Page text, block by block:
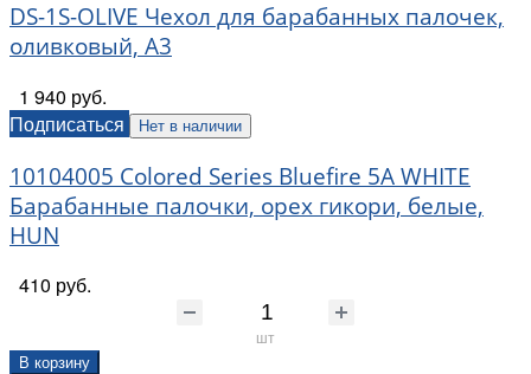
DS-1S-OLIVE Чехол для барабанных палочек,
оливковый, А3
1 940 руб.
Подписаться
Нет в наличии
10104005 Colored Series Bluefire 5A WHITE
Барабанные палочки, орех гикори, белые,
HUN
410 руб.
шт
В корзину